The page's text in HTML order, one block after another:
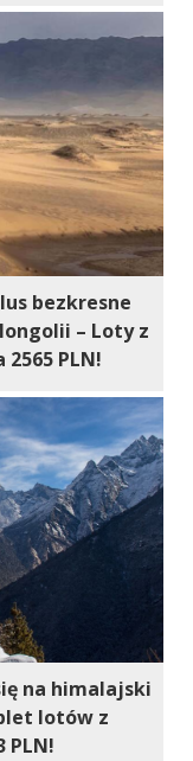
bezkresne
– Loty z
PLN!
na himalajski
lotów z
PLN!